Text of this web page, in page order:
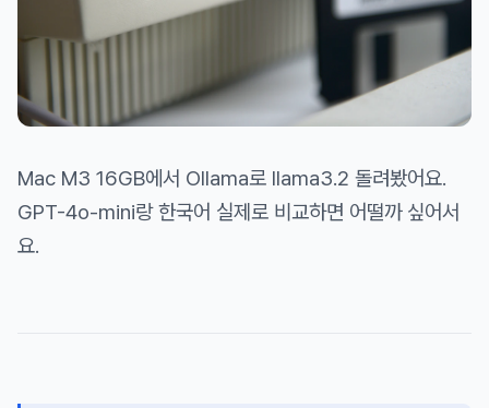
Mac M3 16GB에서 Ollama로 llama3.2 돌려봤어요.
GPT-4o-mini랑 한국어 실제로 비교하면 어떨까 싶어서
요.